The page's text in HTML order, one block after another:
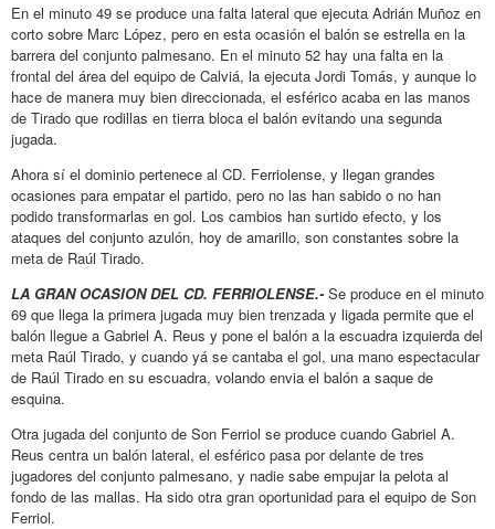
En el minuto 49 se produce una falta lateral que ejecuta Adrián Muñoz en
corto sobre Marc López, pero en esta ocasión el balón se estrella en la
barrera del conjunto palmesano. En el minuto 52 hay una falta en la
frontal del área del equipo de Calviá, la ejecuta Jordi Tomás, y aunque lo
hace de manera muy bien direccionada, el esférico acaba en las manos
de Tirado que rodillas en tierra bloca el balón evitando una segunda
jugada.
Ahora sí el dominio pertenece al CD. Ferriolense, y llegan grandes
ocasiones para empatar el partido, pero no las han sabido o no han
podido transformarlas en gol. Los cambios han surtido efecto, y los
ataques del conjunto azulón, hoy de amarillo, son constantes sobre la
meta de Raúl Tirado.
LA GRAN OCASION DEL CD. FERRIOLENSE.-Se produce en el minuto
69 que llega la primera jugada muy bien trenzada y ligada permite que el
balón llegue a Gabriel A. Reus y pone el balón a la escuadra izquierda del
meta Raúl Tirado, y cuando yá se cantaba el gol, una mano espectacular
de Raúl Tirado en su escuadra, volando envia el balón a saque de
esquina.
Otra jugada del conjunto de Son Ferriol se produce cuando Gabriel A.
Reus centra un balón lateral, el esférico pasa por delante de tres
jugadores del conjunto palmesano, y nadie sabe empujar la pelota al
fondo de las mallas. Ha sido otra gran oportunidad para el equipo de Son
Ferriol.